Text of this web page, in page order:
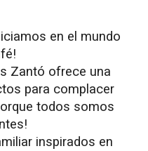
en el mundo
Zantó ofrece una
para complacer
todos somos
inspirados en